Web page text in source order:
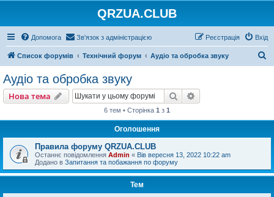
QRZUA.CLUB
Допомога Зв'язок з адміністрацією Вхід
Реєстрація
Список форумів Технічний форум Аудіо та обробка звуку
Аудіо та обробка звуку
Нова тема Пошук
6 тем • Сторінка 1 з 1
Оголошення
Правила форуму QRZUA.CLUB
Останнє повідомлення Admin « Вів вересня 13, 2022 10:22 am
Додано в Запитання та побажання по форуму
Тем